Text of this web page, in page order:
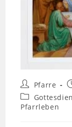
Pfarre
Pfarrleben